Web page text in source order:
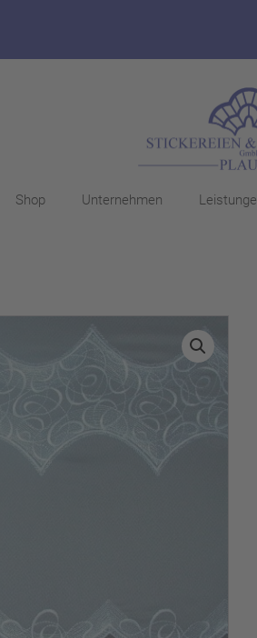
Shop Unternehmen